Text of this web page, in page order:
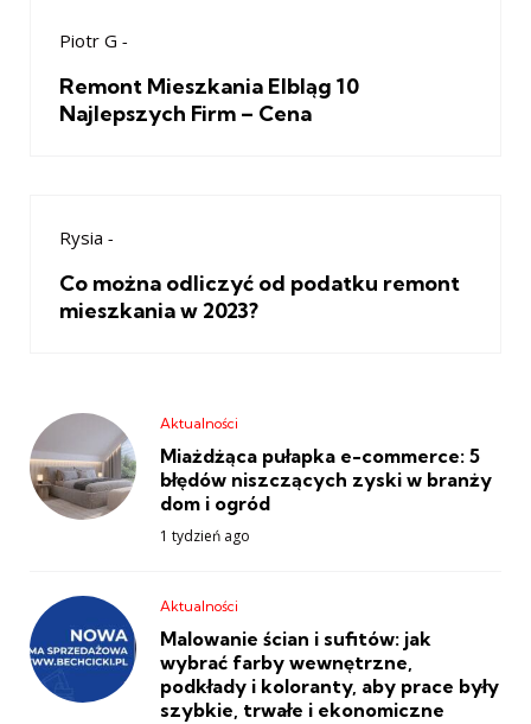
Piotr G -
Remont Mieszkania Elbląg 10
Najlepszych Firm – Cena
Rysia -
Co można odliczyć od podatku remont
mieszkania w 2023?
Aktualności
Miażdżąca pułapka e-commerce: 5
błędów niszczących zyski w branży
dom i ogród
1 tydzień ago
Aktualności
Malowanie ścian i sufitów: jak
wybrać farby wewnętrzne,
podkłady i koloranty, aby prace były
szybkie, trwałe i ekonomiczne